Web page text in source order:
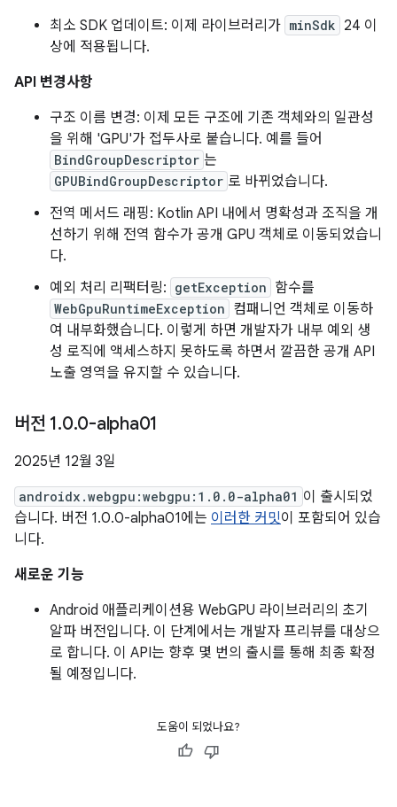
최소 SDK 업데이트: 이제 라이브러리가 minSdk 24 이
상에 적용됩니다.
API 변경사항
구조 이름 변경: 이제 모든 구조에 기존 객체와의 일관성
을 위해 'GPU'가 접두사로 붙습니다. 예를 들어
BindGroupDescriptor 는
GPUBindGroupDescriptor 로 바뀌었습니다.
전역 메서드 래핑: Kotlin API 내에서 명확성과 조직을 개
선하기 위해 전역 함수가 공개 GPU 객체로 이동되었습니
다.
예외 처리 리팩터링: getException 함수를
WebGpuRuntimeException 컴패니언 객체로 이동하
여 내부화했습니다. 이렇게 하면 개발자가 내부 예외 생
성 로직에 액세스하지 못하도록 하면서 깔끔한 공개 API
노출 영역을 유지할 수 있습니다.
버전 1.0.0-alpha01
2025년 12월 3일
androidx.webgpu:webgpu:1.0.0-alpha01 이 출시되었
습니다. 버전 1.0.0-alpha01에는 이러한 커밋이 포함되어 있습
니다.
새로운 기능
Android 애플리케이션용 WebGPU 라이브러리의 초기
알파 버전입니다. 이 단계에서는 개발자 프리뷰를 대상으
로 합니다. 이 API는 향후 몇 번의 출시를 통해 최종 확정
될 예정입니다.
도움이 되었나요?